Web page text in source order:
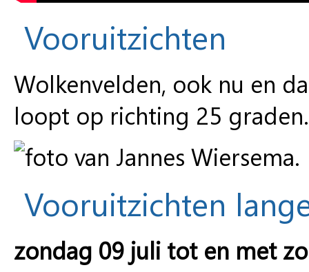
Vooruitzichten
Wolkenvelden, ook nu en
loopt op richting 25 graden.
Vooruitzichten
zondag 09 juli tot en met